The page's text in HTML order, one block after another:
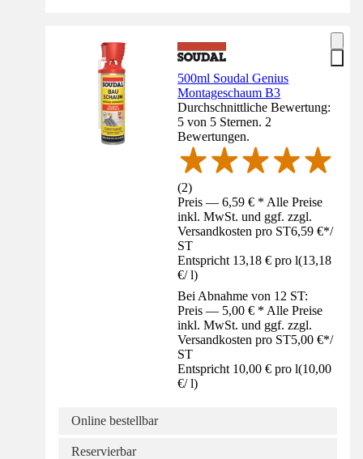
500ml Soudal Genius
Montageschaum B3
Durchschnittliche Bewertung:
5 von 5 Sternen. 2
Bewertungen.
(2)
Preis — 6,59 € * Alle Preise
inkl. MwSt. und ggf. zzgl.
Versandkosten pro ST6,59 €*/
ST
Entspricht 13,18 € pro l(13,18
€/ l)
Bei Abnahme von 12 ST:
Preis — 5,00 € * Alle Preise
inkl. MwSt. und ggf. zzgl.
Versandkosten pro ST5,00 €*/
ST
Entspricht 10,00 € pro l(10,00
€/ l)
Online bestellbar
Reservierbar